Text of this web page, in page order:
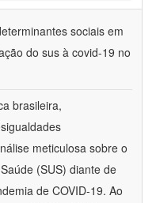
sociais em
do sus à covid-19 no
brasileira,
meticulosa sobre o
(SUS) diante de
de COVID-19. Ao